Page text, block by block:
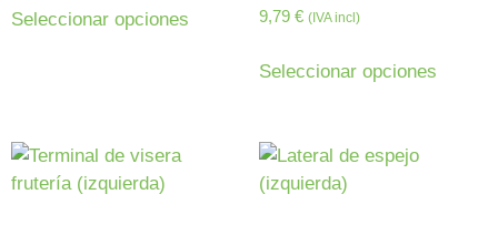
Seleccionar opciones 9,79 € (IVA incl)
Seleccionar opciones